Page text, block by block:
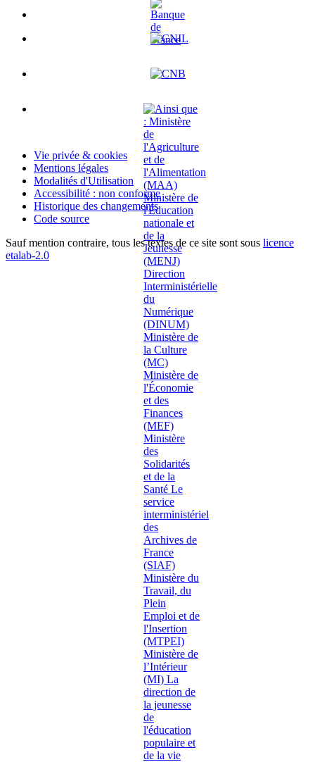
Vie privée & cookies
Mentions légales
Modalités d'Utilisation
Accessibilité : non conforme
Historique des changements
Code source
Sauf mention contraire, tous les textes de ce site sont sous licence
etalab-2.0